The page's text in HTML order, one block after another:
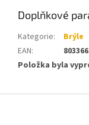
Doplňkové
Kategorie:
Brýle
EAN:
Položka byla